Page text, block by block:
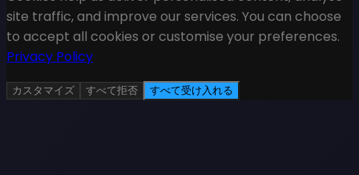
site traffic, and improve our services. You can choose
to accept all cookies or customise your preferences.
Privacy Policy
カスタマイズ すべて拒否 すべて受け入れる